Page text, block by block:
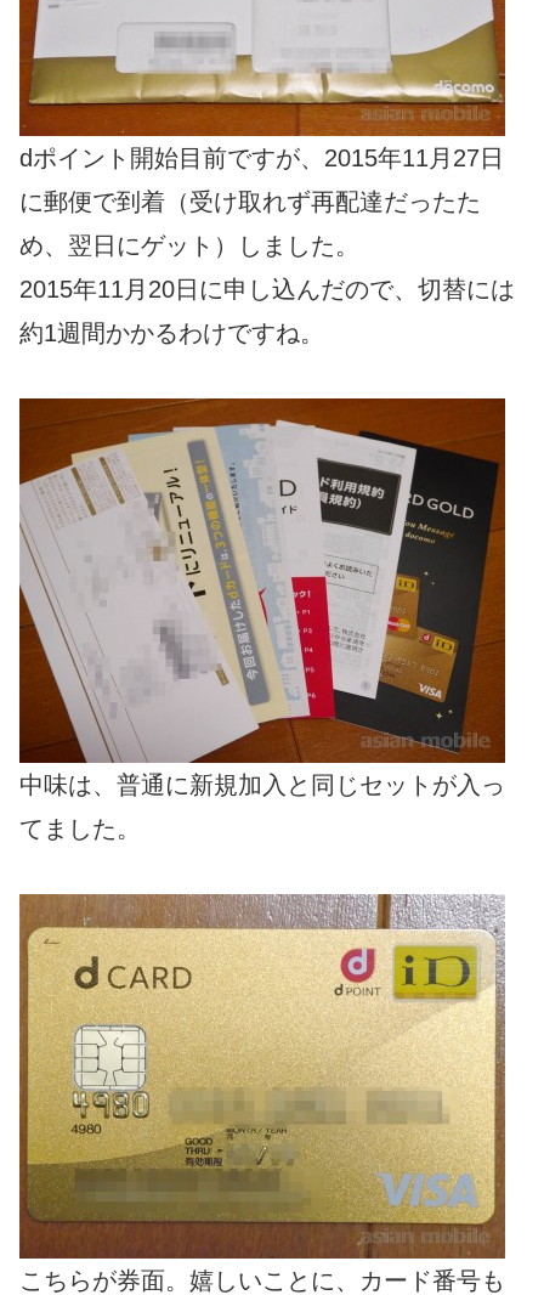
dポイント開始目前ですが、2015年11月27日
に郵便で到着（受け取れず再配達だったた
め、翌日にゲット）しました。
2015年11月20日に申し込んだので、切替には
約1週間かかるわけですね。
中味は、普通に新規加入と同じセットが入っ
てました。
こちらが券面。嬉しいことに、カード番号も